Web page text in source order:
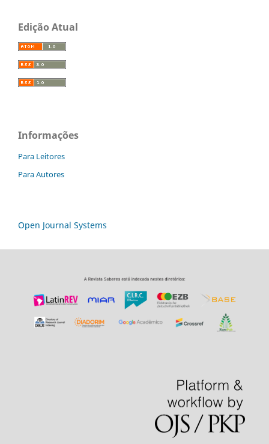
Edição Atual
Informações
Para Leitores
Para Autores
Open Journal Systems